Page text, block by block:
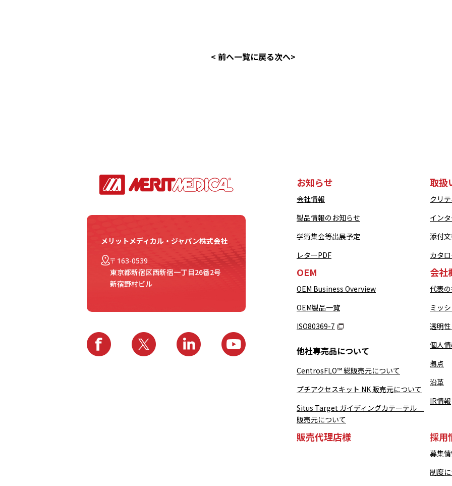
< 前へ一覧に戻る次へ>
メリットメディカル・ジャパン株式会社
〒163-0539
東京都新宿区西新宿一丁目26番2号
新宿野村ビル
お知らせ
会社情報
製品情報のお知らせ
学術集会等出展予定
レターPDF
取扱
クリ
イン
添付
カタ
OEM
OEM Business Overview
OEM製品一覧
ISO80369-7
他社専売品について
CentrosFLO™ 総販売元について
プチアクセスキット NK 販売元について
Situs Target ガイディングカテーテル
販売元について
会社
代表
ミッ
透明
個人
拠点
沿革
IR情報
販売代理店様 採用
募集
制度